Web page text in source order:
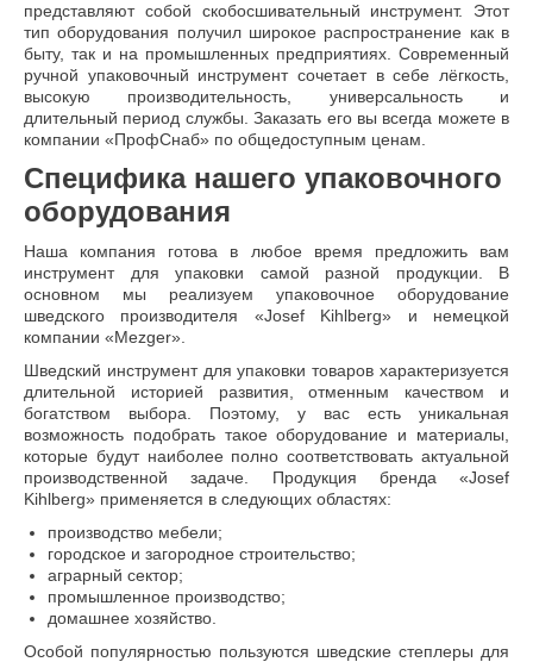
представляют собой скобосшивательный инструмент. Этот
тип оборудования получил широкое распространение как в
быту, так и на промышленных предприятиях. Современный
ручной упаковочный инструмент сочетает в себе лёгкость,
высокую производительность, универсальность и
длительный период службы. Заказать его вы всегда можете в
компании «ПрофСнаб» по общедоступным ценам.
Специфика нашего упаковочного
оборудования
Наша компания готова в любое время предложить вам
инструмент для упаковки самой разной продукции. В
основном мы реализуем упаковочное оборудование
шведского производителя «Josef Kihlberg» и немецкой
компании «Mezger».
Шведский инструмент для упаковки товаров характеризуется
длительной историей развития, отменным качеством и
богатством выбора. Поэтому, у вас есть уникальная
возможность подобрать такое оборудование и материалы,
которые будут наиболее полно соответствовать актуальной
производственной задаче. Продукция бренда «Josef
Kihlberg» применяется в следующих областях:
производство мебели;
городское и загородное строительство;
аграрный сектор;
промышленное производство;
домашнее хозяйство.
Особой популярностью пользуются шведские степлеры для